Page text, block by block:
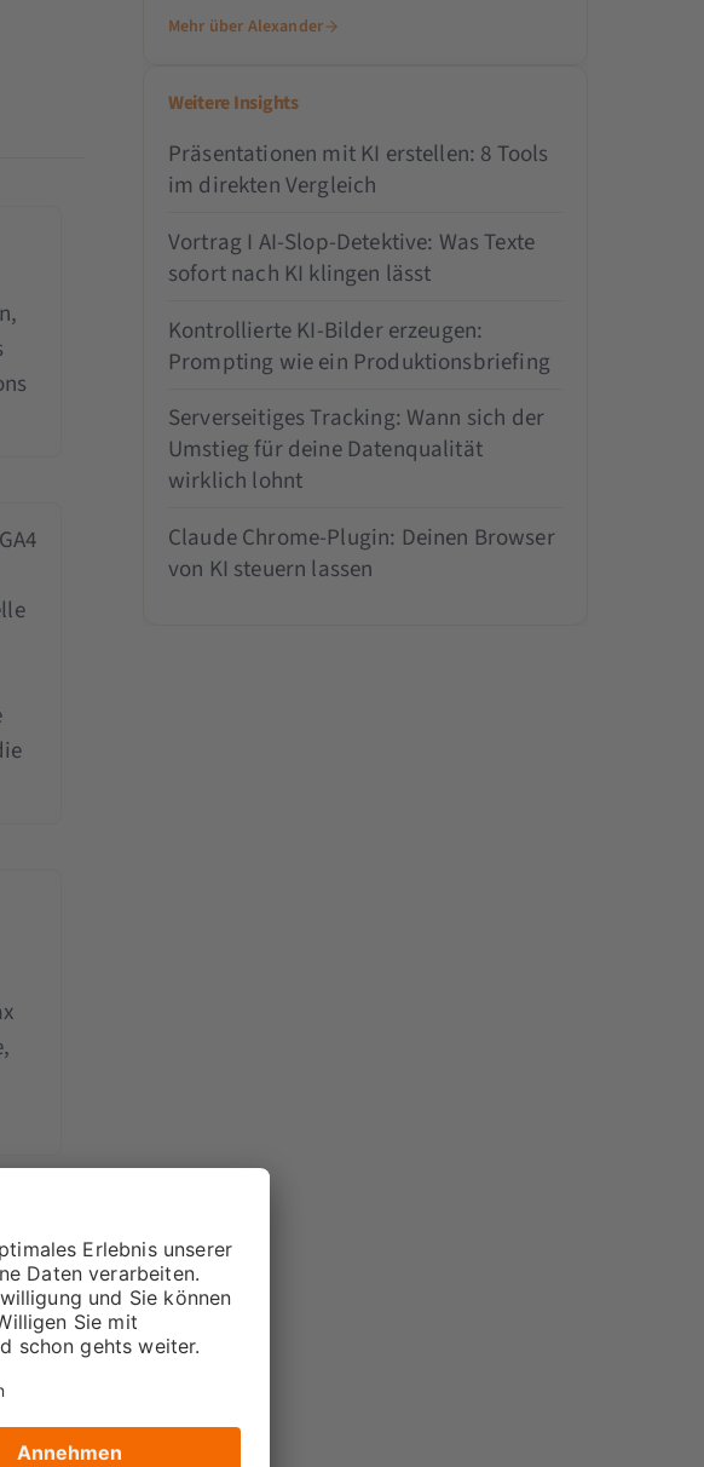
Mehr über Alexander
Weitere Insights
Präsentationen mit KI erstellen: 8 Tools
im direkten Vergleich
Vortrag I AI-Slop-Detektive: Was Texte
sofort nach KI klingen lässt
Kontrollierte KI-Bilder erzeugen:
Prompting wie ein Produktionsbriefing
Serverseitiges Tracking: Wann sich der
Umstieg für deine Datenqualität
wirklich lohnt
Claude Chrome-Plugin: Deinen Browser
von KI steuern lassen